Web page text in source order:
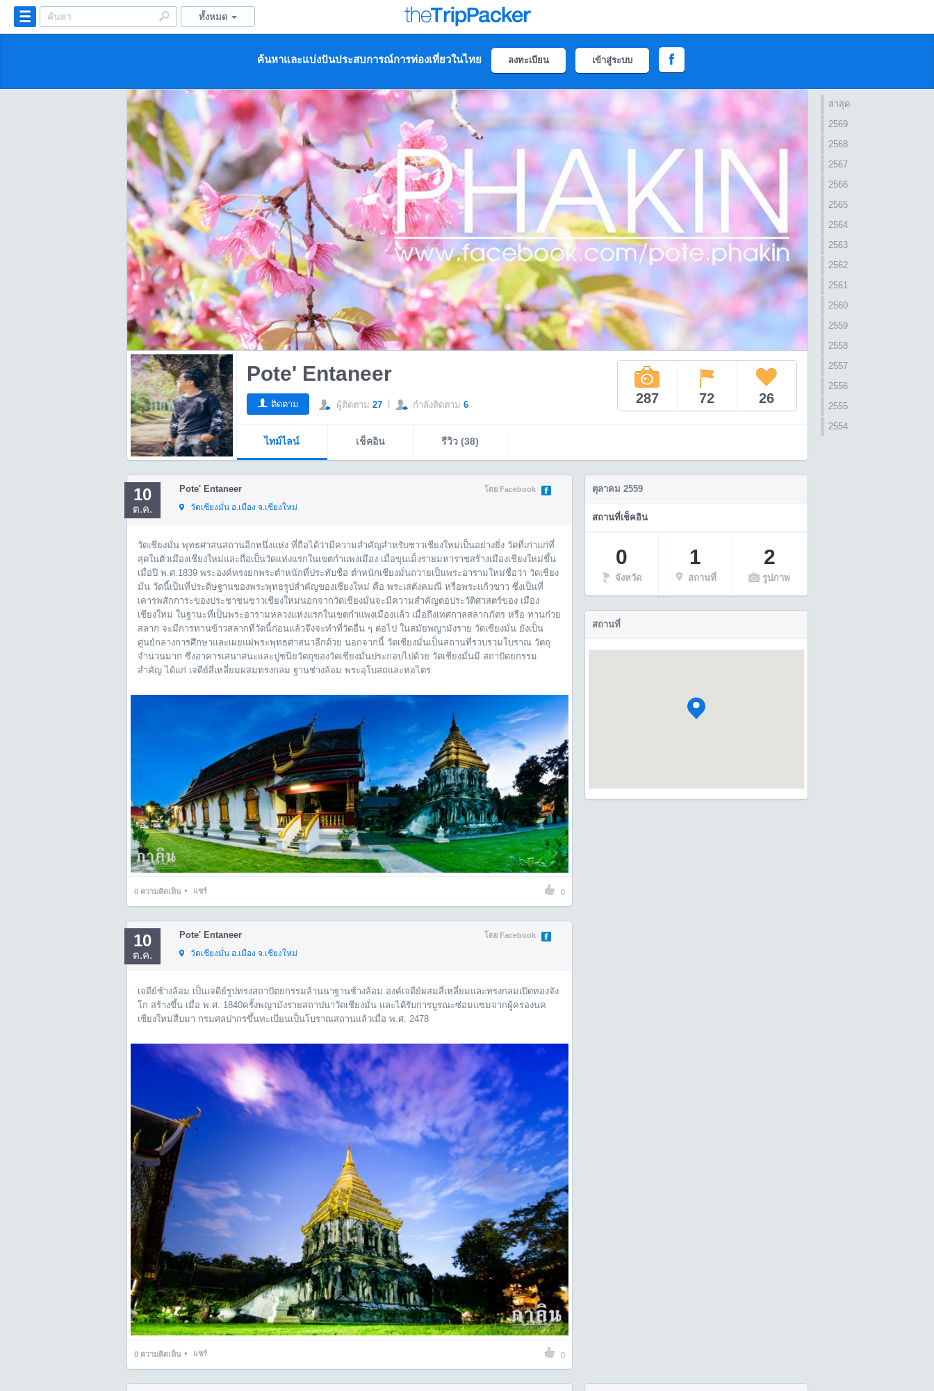
ทั้งหมด
ค้นหาและแบ่งปันประสบการณ์การท่องเที่ยวในไทย ลงทะเบียน เข้าสู่ระบบ
ล่าสุด
2569
2568
2567
2566
2565
2564
2563
2562
2561
2560
2559
2558
2557
2556
2555
2554
Pote' Entaneer
287 72 26
ติดตาม ผู้ติดตาม 27| กำลังติดตาม 6
ไทม์ไลน์ เช็คอิน รีวิว (38)
10
ต.ค.
โดย Facebook
Pote' Entaneer
วัดเชียงมั่น อ.เมือง จ.เชียงใหม่
วัดเชียงมั่น พุทธศาสนสถานอีกหนึ่งแห่ง ที่ถือได้ว่ามีความสำคัญสำหรับชาวเชียงใหม่เป็นอย่างยิ่ง วัดที่เก่าแก่ที่
สุดในตัวเมืองเชียงใหม่และถือเป็นวัดแห่งแรกในเขตกำแพงเมือง เมื่อขุนเม็งรายมหาราชสร้างเมืองเชียงใหม่ขึ้น
เมื่อปี พ.ศ.1839 พระองค์ทรงยกพระตําหนักที่ประทับชื่อ ตําหนักเชียงมั่นถวายเป็นพระอารามใหม่ชื่อว่า วัดเชียง
มั่น วัดนี้เป็นที่ประดิษฐานของพระพุทธรูปสําคัญของเชียงใหม่ คือ พระเสตังคมณี หรือพระแก้วขาว ซึ่งเป็นที่
เคารพสักการะของประชาชนชาวเชียงใหม่นอกจากวัดเชียงมั่นจะมีความสำคัญต่อประวัติศาสตร์ของ เมือง
เชียงใหม่ ในฐานะที่เป็นพระอารามหลวงแห่งแรกในเขตกำแพงเมืองแล้ว เมื่อถึงเทศกาลสลากภัตร หรือ ทานก๋วย
สลาก จะมีการทานข้าวสลากที่วัดนี้ก่อนแล้วจึงจะทำที่วัดอื่น ๆ ต่อไป ในสมัยพญามังราย วัดเชียงมั่น ยังเป็น
ศูนย์กลางการศึกษาและเผยแผ่พระพุทธศาสนาอีกด้วย นอกจากนี้ วัดเชียงมั่นเป็นสถานที่รวบรวมโบราณ วัตถุ
จำนวนมาก ซึ่งอาคารเสนาสนะและปูชนียวัตถุของวัดเชียงมั่นประกอบไปด้วย วัดเชียงมั่นมี สถาปัตยกรรม
สําคัญ ได้แก่ เจดีย์สี่เหลี่ยมผสมทรงกลม ฐานช่างล้อม พระอุโบสถและหอไตร
0ความคิดเห็น• แชร์ 0
ตุลาคม 2559
สถานที่เช็คอิน
0
จังหวัด
1
สถานที่
2
รูปภาพ
สถานที่
10
ต.ค.
โดย Facebook
Pote' Entaneer
วัดเชียงมั่น อ.เมือง จ.เชียงใหม่
เจดีย์ช้างล้อม เป็นเจดีย์รูปทรงสถาปัตยกรรมล้านนาฐานช้างล้อม องค์เจดีย์ผสมสี่เหลี่ยมและทรงกลมเปิดทองจัง
โก สร้างขึ้น เมื่อ พ.ศ. 1840ครั้งพญามังรายสถาปนาวัดเชียงมั่น และได้รับการบูรณะซ่อมแซมจากผู้ครองนค
เชียงใหม่สืบมา กรมศลปากรขึ้นทะเบียนเป็นโบราณสถานแล้วเมื่อ พ.ศ. 2478
0ความคิดเห็น• แชร์ 0